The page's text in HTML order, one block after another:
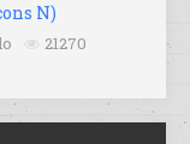
N)
21270